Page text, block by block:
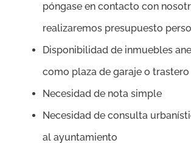
póngase en contacto con
realizaremos presupuesto
Disponibilidad de inmuebles
como plaza de garaje o trastero
Necesidad de nota simple
Necesidad de consulta
al ayuntamiento